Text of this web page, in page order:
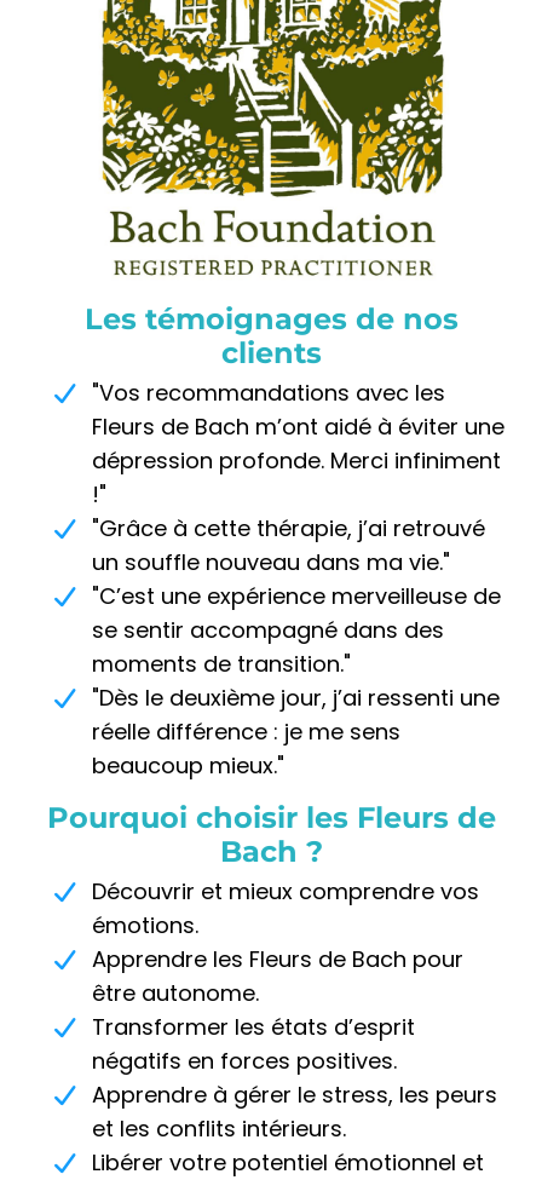
Les témoignages de nos
clients
"Vos recommandations avec les
Fleurs de Bach m’ont aidé à éviter une
dépression profonde. Merci infiniment
!"
"Grâce à cette thérapie, j’ai retrouvé
un souffle nouveau dans ma vie."
"C’est une expérience merveilleuse de
se sentir accompagné dans des
moments de transition."
"Dès le deuxième jour, j’ai ressenti une
réelle différence : je me sens
beaucoup mieux."
Pourquoi choisir les Fleurs de
Bach ?
Découvrir et mieux comprendre vos
émotions.
Apprendre les Fleurs de Bach pour
être autonome.
Transformer les états d’esprit
négatifs en forces positives.
Apprendre à gérer le stress, les peurs
et les conflits intérieurs.
Libérer votre potentiel émotionnel et